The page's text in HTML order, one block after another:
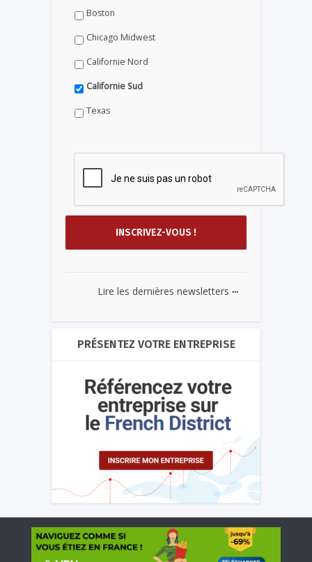
Boston
Chicago Midwest
Californie Nord
Californie Sud
Texas
Lire les dernières newsletters ...
PRÉSENTEZ VOTRE ENTREPRISE